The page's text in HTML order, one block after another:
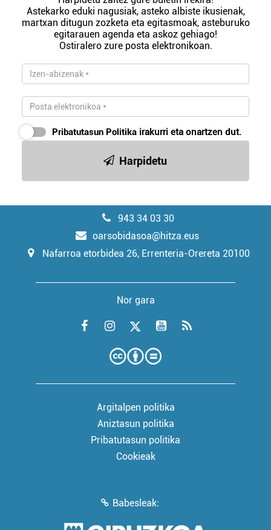
Astekarko eduki nagusiak, asteko albiste ikusienak,
martxan ditugun zozketa eta egitasmoak, asteburuko
egitarauen agenda eta askoz gehiago!
Ostiralero zure posta elektronikoan.
Pribatutasun Politika irakurri eta onartzen dut.
Harpidetu
943 34 03 30
oarsobidasoa@hitza.eus
Nafarroa etorbidea 26, Errenteria-Orereta 20100
Nor gara
Argitalpen politika
Aniztasun politika
Pribatutasun politika
Cookieak
Babesleak: